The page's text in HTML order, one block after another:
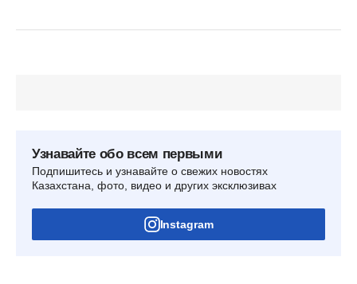
Узнавайте обо всем первыми
Подпишитесь и узнавайте о свежих новостях
Казахстана, фото, видео и других эксклюзивах
Instagram